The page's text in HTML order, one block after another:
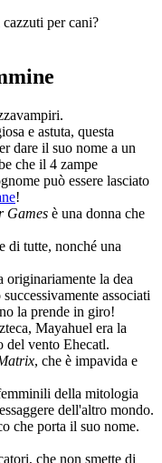
per cani?
e astuta, questa
dare il suo nome a un
che il 4 zampe
può essere lasciato
!
Games è una donna che
di tutte, nonché una
originariamente la dea
associati
la prende in giro!
Mayahuel era la
del vento Ehecatl.
, che è impavida e
della mitologia
dell'altro mondo.
che porta il suo nome.
che non smette di